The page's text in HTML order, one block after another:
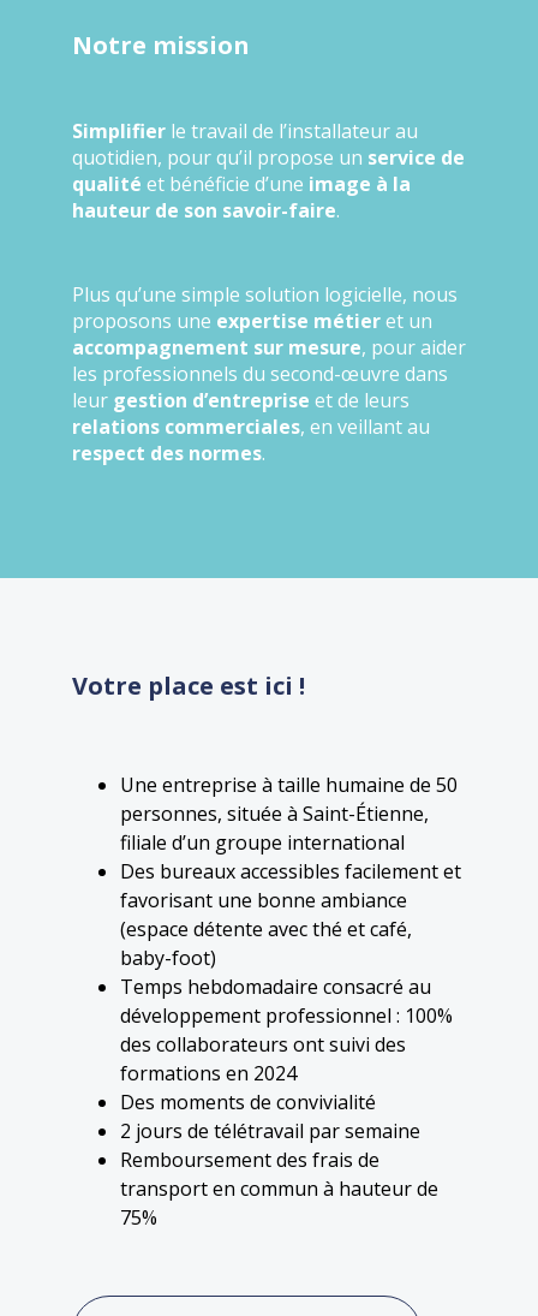
Notre mission
Simplifier le travail de l’installateur au
quotidien, pour qu’il propose un service de
qualité et bénéficie d’une image à la
hauteur de son savoir-faire.
Plus qu’une simple solution logicielle, nous
proposons une expertise métieret un
accompagnement sur mesure, pour aider
les professionnels du second-œuvre dans
leur gestion d’entreprise et de leurs
relations commerciales, en veillant au
respect des normes.
Votre place est ici !
Une entreprise à taille humaine de 50
personnes, située à Saint-Étienne,
filiale d’un groupe international
Des bureaux accessibles facilement et
favorisant une bonne ambiance
(espace détente avec thé et café,
baby-foot)
Temps hebdomadaire consacré au
développement professionnel : 100%
des collaborateurs ont suivi des
formations en 2024
Des moments de convivialité
2 jours de télétravail par semaine
Remboursement des frais de
transport en commun à hauteur de
75%